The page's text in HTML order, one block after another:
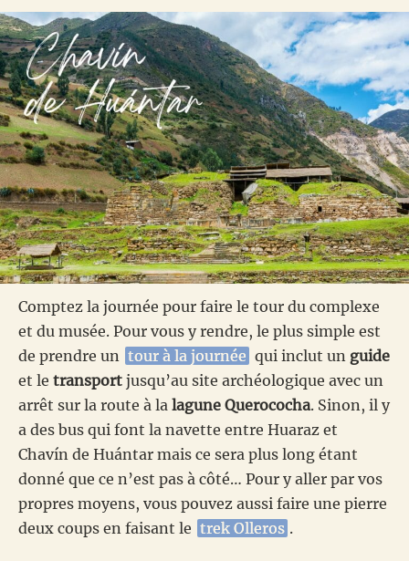
Comptez la journée pour faire le tour du complexe
et du musée. Pour vous y rendre, le plus simple est
de prendre un tour à la journée qui inclut un guide
et le transport jusqu’au site archéologique avec un
arrêt sur la route à la lagune Querococha. Sinon, il y
a des bus qui font la navette entre Huaraz et
Chavín de Huántar mais ce sera plus long étant
donné que ce n’est pas à côté… Pour y aller par vos
propres moyens, vous pouvez aussi faire une pierre
deux coups en faisant le trek Olleros .